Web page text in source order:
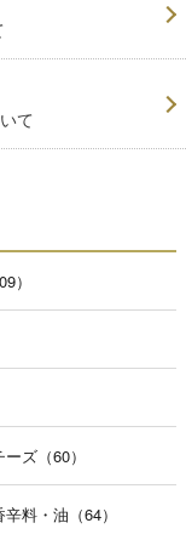
て
）
ズ（60）
料・油（64）